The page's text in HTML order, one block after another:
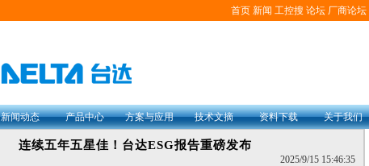
首页 新闻 工控搜 论坛 厂商论坛
新闻动态 产品中心 方案与应用 技术文摘 资料下载 关于我们
连续五年五星佳！台达ESG报告重磅发布
2025/9/15 15:46:35